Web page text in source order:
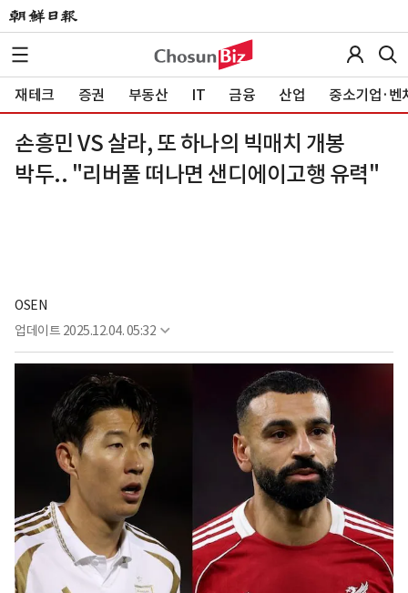
재테크 증권 부동산 IT 금융 산업 중소기업·벤
손흥민 VS 살라, 또 하나의 빅매치 개봉
박두.. "리버풀 떠나면 샌디에이고행 유력"
OSEN
업데이트 2025.12.04. 05:32